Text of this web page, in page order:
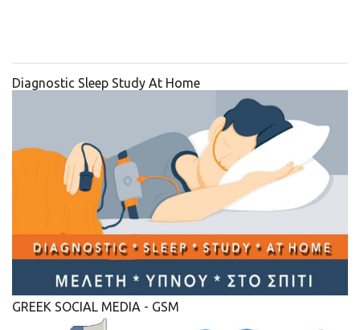
Diagnostic Sleep Study At Home
GREEK SOCIAL MEDIA - GSM